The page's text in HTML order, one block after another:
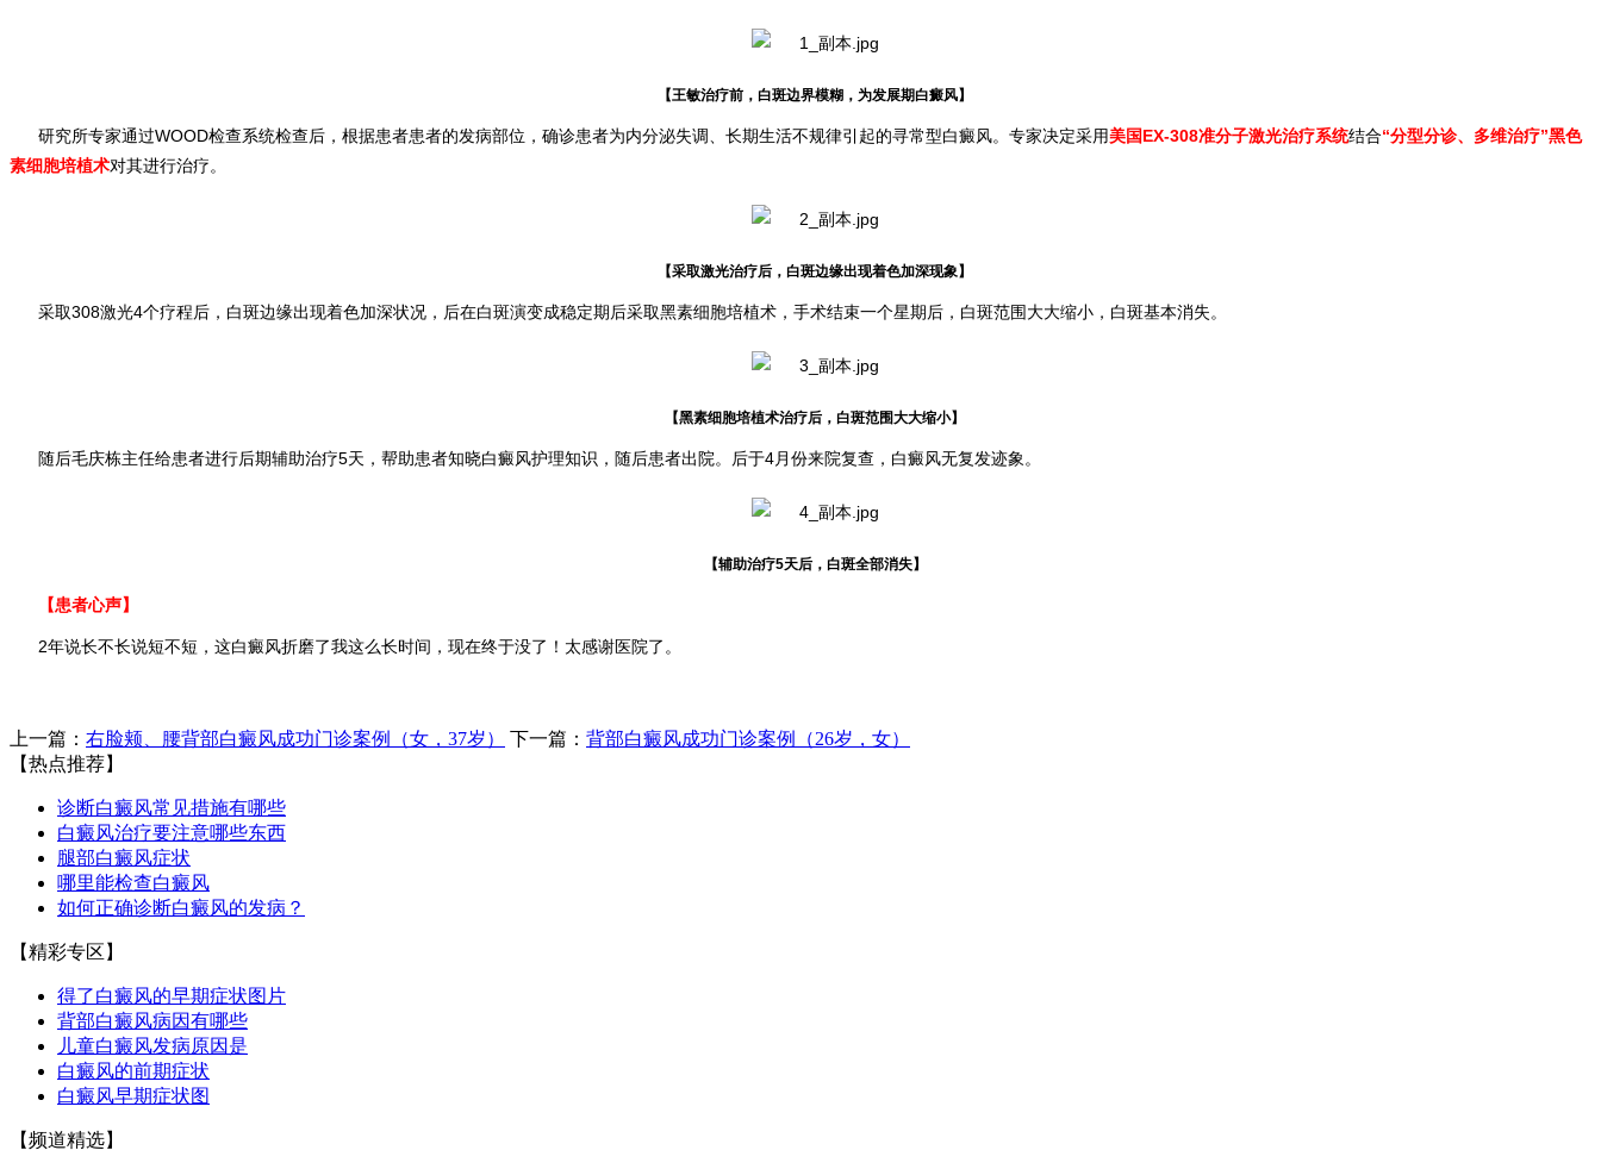
【王敏治疗前，白斑边界模糊，为发展期白癜风】
研究所专家通过WOOD检查系统检查后，根据患者患者的发病部位，确诊患者为内分泌失调、长期生活不规律引起的寻常型白癜风。专家决定采用美国EX-308准分子激光治疗系统结合“分型分诊、多维治疗”黑色
素细胞培植术对其进行治疗。
【采取激光治疗后，白斑边缘出现着色加深现象】
采取308激光4个疗程后，白斑边缘出现着色加深状况，后在白斑演变成稳定期后采取黑素细胞培植术，手术结束一个星期后，白斑范围大大缩小，白斑基本消失。
【黑素细胞培植术治疗后，白斑范围大大缩小】
随后毛庆栋主任给患者进行后期辅助治疗5天，帮助患者知晓白癜风护理知识，随后患者出院。后于4月份来院复查，白癜风无复发迹象。
【辅助治疗5天后，白斑全部消失】
【患者心声】
2年说长不长说短不短，这白癜风折磨了我这么长时间，现在终于没了！太感谢医院了。
上一篇： 右脸颊、腰背部白癜风成功门诊案例（女，37岁） 下一篇： 背部白癜风成功门诊案例（26岁，女）
【热点推荐】
诊断白癜风常见措施有哪些
白癜风治疗要注意哪些东西
腿部白癜风症状
哪里能检查白癜风
如何正确诊断白癜风的发病？
【精彩专区】
得了白癜风的早期症状图片
背部白癜风病因有哪些
儿童白癜风发病原因是
白癜风的前期症状
白癜风早期症状图
【频道精选】